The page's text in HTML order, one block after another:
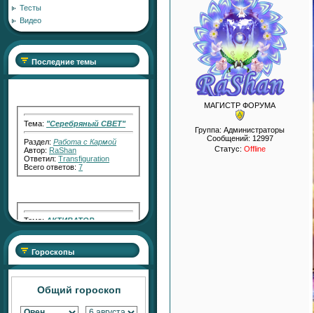
Тесты
Видео
Последние темы
Тема:"Серебряный СВЕТ"
Раздел:Работа с Кармой
Автор:RaShan
Ответил:Transfiguration
Всего ответов:
Тема:АКТИВАТОР
ПЛОДОРОДНЫХ ПРОДАЖ
Раздел:Изобилие,
Желаний
Автор:RaShan
Ответил:RaShan
Гороскопы
Общий гороскоп
МАГИСТР ФОРУМА
Группа: Администраторы
Сообщений: 12997
Статус: Offline